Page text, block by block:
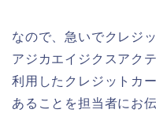
なので、急いでクレジ
アジカエイジクスアク
利用したクレジットカ
あることを担当者にお